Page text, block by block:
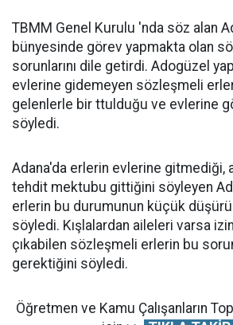
TBMM Genel Kurulu 'nda söz alan
bünyesinde görev yapmakta olan
sorunlarını dile getirdi. Adogüzel
evlerine gidemeyen sözleşmeli
gelenlerle bir ttulduğu ve evlerine
söyledi.
Adana'da erlerin evlerine gitmediği,
tehdit mektubu gittiğini söyleyen
erlerin bu durumunun küçük
söyledi. Kışlalardan aileleri varsa
çıkabilen sözleşmeli erlerin bu
gerektiğini söyledi.
Öğretmen ve Kamu Çalışanların